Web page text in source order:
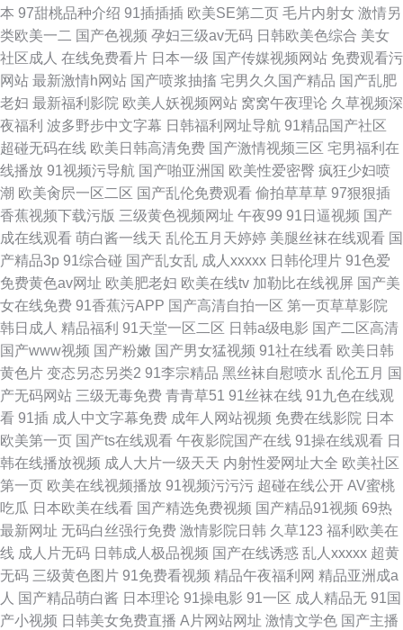
本 97甜桃品种介绍 91插插插 欧美SE第二页 毛片内射女 激情另
类欧美一二 国产色视频 孕妇三级av无码 日韩欧美色综合 美女
社区成人 在线免费看片 日本一级 国产传媒视频网站 免费观看污
网站 最新激情h网站 国产喷浆抽搐 宅男久久国产精品 国产乱肥
老妇 最新福利影院 欧美人妖视频网站 窝窝午夜理论 久草视频深
夜福利 波多野步中文字幕 日韩福利网址导航 91精品国产社区
超碰无码在线 欧美日韩高清免费 国产激情视频三区 宅男福利在
线播放 91视频污导航 国产啪亚洲国 欧美性爱密臀 疯狂少妇喷
潮 欧美肏屄一区二区 国产乱伦免费观看 偷拍草草草 97狠狠插
香蕉视频下载污版 三级黄色视频网址 午夜99 91日逼视频 国产
成在线观看 萌白酱一线天 乱伦五月天婷婷 美腿丝袜在线观看 国
产精品3p 91综合碰 国产乱女乱 成人xxxxx 日韩伦理片 91色爱
免费黄色av网址 欧美肥老妇 欧美在线tv 加勒比在线视屏 国产美
女在线免费 91香蕉污APP 国产高清自拍一区 第一页草草影院
韩日成人 精品福利 91天堂一区二区 日韩a级电影 国产二区高清
国产www视频 国产粉嫩 国产男女猛视频 91社在线看 欧美日韩
黄色片 变态另态另类2 91李宗精品 黑丝袜自慰喷水 乱伦五月 国
产无码网站 三级无毒免费 青青草51 91丝袜在线 91九色在线观
看 91插 成人中文字幕免费 成年人网站视频 免费在线影院 日本
欧美第一页 国产ts在线观看 午夜影院国产在线 91操在线观看 日
韩在线播放视频 成人大片一级天天 内射性爱网址大全 欧美社区
第一页 欧美在线视频播放 91视频污污污 超碰在线公开 AV蜜桃
吃瓜 日本欧美在线看 国产精选免费视频 国产精品91视频 69热
最新网址 无码白丝强行免费 激情影院日韩 久草123 福利欧美在
线 成人片无码 日韩成人极品视频 国产在线诱惑 乱人xxxxx 超黄
无码 三级黄色图片 91免费看视频 精品午夜福利网 精品亚洲成a
人 国产精品萌白酱 日本理论 91操电影 91一区 成人精品无 91国
产小视频 日韩美女免费直播 A片网站网址 激情文学色 国产主播